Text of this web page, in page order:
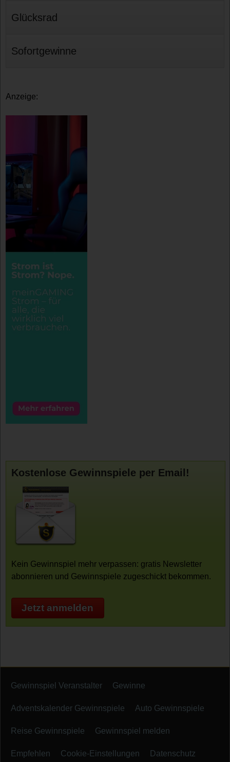
Glücksrad
Sofortgewinne
Anzeige:
Kostenlose Gewinnspiele per Email!
Kein Gewinnspiel mehr verpassen: gratis Newsletter
abonnieren und Gewinnspiele zugeschickt bekommen.
Jetzt anmelden
Gewinnspiel Veranstalter Gewinne
Adventskalender Gewinnspiele Auto Gewinnspiele
Reise Gewinnspiele Gewinnspiel melden
Empfehlen Cookie-Einstellungen Datenschutz